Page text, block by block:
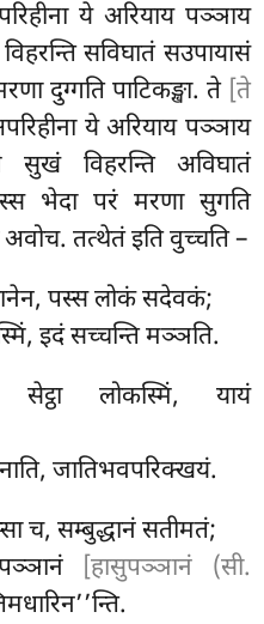
ये अरियाय पञ्ञाय
सविघातं सउपायासं
दुग्गति पाटिकङ्खा. ते [ते
ये अरियाय पञ्ञाय
सुखं विहरन्ति अविघातं
भेदा परं मरणा सुगति
अवोच. तत्थेतं इति वुच्चति –
पस्स लोकं सदेवकं;
इदं सच्चन्ति मञ्ञति.
सेट्ठा लोकस्मिं, यायं
जातिभवपरिक्खयं.
च, सम्बुद्धानं सतीमतं;
[हासुपञ्ञानं (सी.